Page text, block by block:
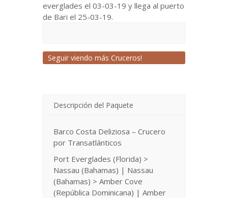
everglades el 03-03-19 y llega al puerto
de Bari el 25-03-19.
Seguir viendo más Cruceros!
Descripción del Paquete
Barco Costa Deliziosa – Crucero
por Transatlánticos
Port Everglades (Florida) >
Nassau (Bahamas) | Nassau
(Bahamas) > Amber Cove
(República Dominicana) | Amber